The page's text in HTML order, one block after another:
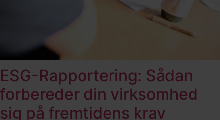
ESG-Rapportering: Sådan
forbereder din virksomhed
sig på fremtidens krav